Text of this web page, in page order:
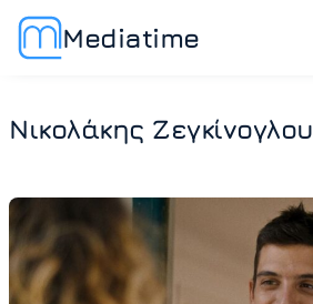
Mediatime
Νικολάκης Ζεγκίνογλου